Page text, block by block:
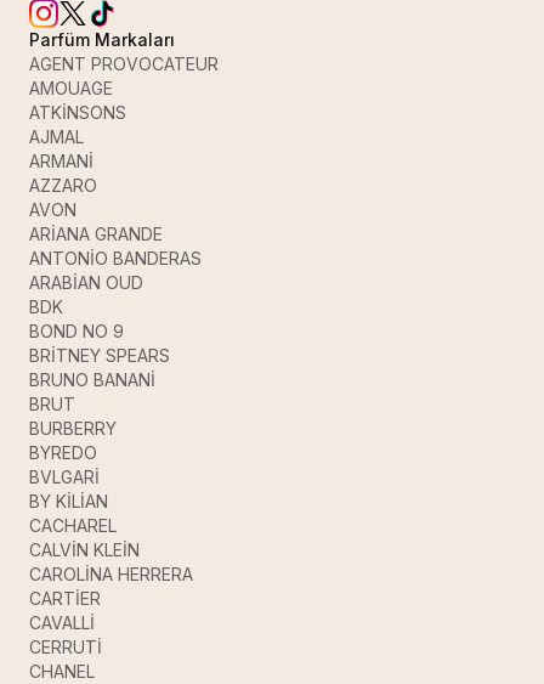
Parfüm Markaları
AGENT PROVOCATEUR
AMOUAGE
ATKİNSONS
AJMAL
ARMANİ
AZZARO
AVON
ARİANA GRANDE
ANTONİO BANDERAS
ARABİAN OUD
BDK
BOND NO 9
BRİTNEY SPEARS
BRUNO BANANİ
BRUT
BURBERRY
BYREDO
BVLGARİ
BY KİLİAN
CACHAREL
CALVİN KLEİN
CAROLİNA HERRERA
CARTİER
CAVALLİ
CERRUTİ
CHANEL